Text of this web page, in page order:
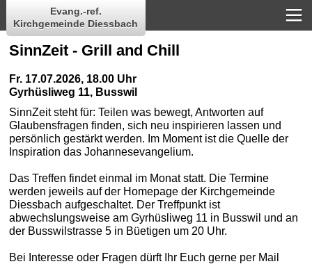
Evang.-ref.
Kirchgemeinde Diessbach
SinnZeit - Grill and Chill
Fr. 17.07.2026, 18.00 Uhr
Gyrhüsliweg 11, Busswil
SinnZeit steht für: Teilen was bewegt, Antworten auf
Glaubensfragen finden, sich neu inspirieren lassen und
persönlich gestärkt werden. Im Moment ist die Quelle der
Inspiration das Johannesevangelium.
Das Treffen findet einmal im Monat statt. Die Termine
werden jeweils auf der Homepage der Kirchgemeinde
Diessbach aufgeschaltet. Der Treffpunkt ist
abwechslungsweise am Gyrhüsliweg 11 in Busswil und an
der Busswilstrasse 5 in Büetigen um 20 Uhr.
Bei Interesse oder Fragen dürft Ihr Euch gerne per Mail